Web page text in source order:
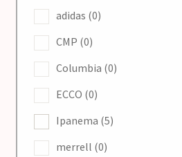
SALE
Мій аккаунт
Оформление заказа
adidas (0)
CMP (0)
Columbia (0)
ECCO (0)
Ipanema (5)
merrell (0)